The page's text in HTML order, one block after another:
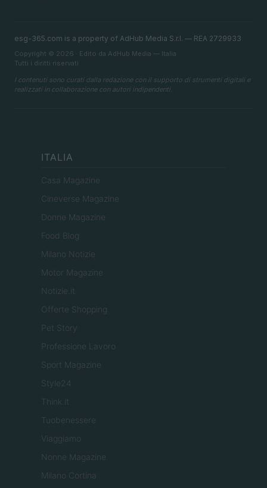
esg-365.com is a property of AdHub Media S.r.l. — REA 2729933
Copyright © 2026 · Edito da AdHub Media — Italia
Tutti i diritti riservati
I contenuti sono curati dalla redazione con il supporto di strumenti digitali e
realizzati in collaborazione con autori indipendenti.
ITALIA
Casa Magazine
Cineverse Magazine
Donne Magazine
Food Blog
Milano Notizie
Motor Magazine
Notizie.it
Offerte Shopping
Pet Story
Professione Lavoro
Sport Magazine
Style24
Think.it
Tuobenessere
Viaggiamo
Nonne Magazine
Milano Cortina